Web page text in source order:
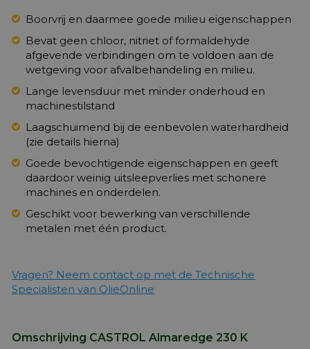
Boorvrij en daarmee goede milieu eigenschappen
Bevat geen chloor, nitriet of formaldehyde
afgevende verbindingen om te voldoen aan de
wetgeving voor afvalbehandeling en milieu.
Lange levensduur met minder onderhoud en
machinestilstand
Laagschuimend bij de eenbevolen waterhardheid
(zie details hierna)
Goede bevochtigende eigenschappen en geeft
daardoor weinig uitsleepverlies met schonere
machines en onderdelen.
Geschikt voor bewerking van verschillende
metalen met één product.
Vragen? Neem contact op met de Technische
Specialisten van OlieOnline
Omschrijving CASTROL Almaredge 230 K